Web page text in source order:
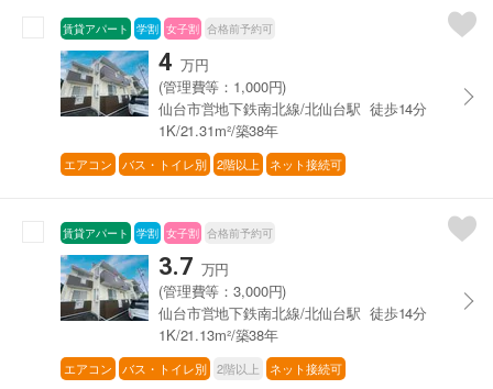
賃貸アパート 学割 女子割 合格前予約可
4 万円
(管理費等：1,000円)
仙台市営地下鉄南北線/北仙台駅 徒歩14分
1K/21.31m²/築38年
エアコン バス・トイレ別 2階以上 ネット接続可
賃貸アパート 学割 女子割 合格前予約可
3.7 万円
(管理費等：3,000円)
仙台市営地下鉄南北線/北仙台駅 徒歩14分
1K/21.13m²/築38年
エアコン バス・トイレ別 2階以上 ネット接続可